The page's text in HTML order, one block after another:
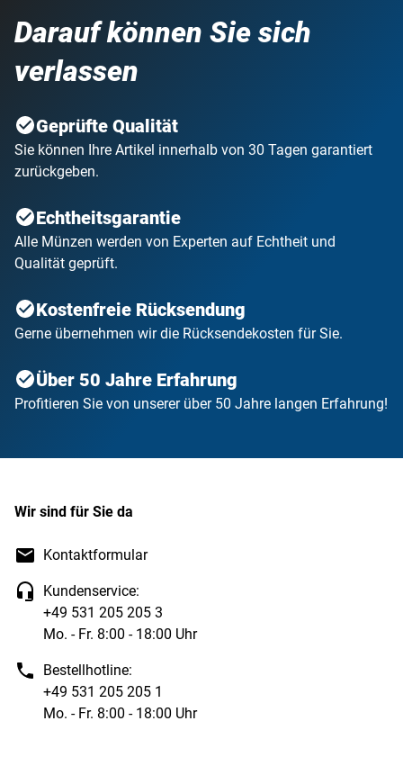
Darauf können Sie sich
verlassen
Geprüfte Qualität
Sie können Ihre Artikel innerhalb von 30 Tagen garantiert
zurückgeben.
Echtheitsgarantie
Alle Münzen werden von Experten auf Echtheit und
Qualität geprüft.
Kostenfreie Rücksendung
Gerne übernehmen wir die Rücksendekosten für Sie.
Über 50 Jahre Erfahrung
Profitieren Sie von unserer über 50 Jahre langen Erfahrung!
Wir sind für Sie da
Kontaktformular
Kundenservice:
+49 531 205 205 3
Mo. - Fr. 8:00 - 18:00 Uhr
Bestellhotline:
+49 531 205 205 1
Mo. - Fr. 8:00 - 18:00 Uhr